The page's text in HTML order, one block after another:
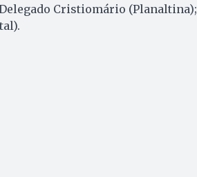
Cristiomário (Planaltina);